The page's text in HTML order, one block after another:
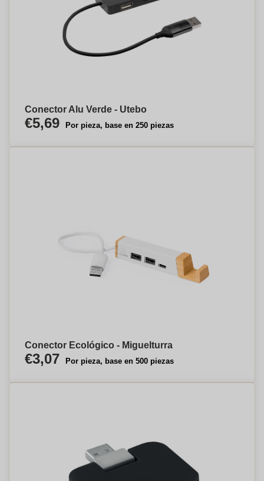
Conector Alu Verde - Utebo
€5,69 Por pieza, base en 250 piezas
Conector Ecológico - Miguelturra
€3,07 Por pieza, base en 500 piezas